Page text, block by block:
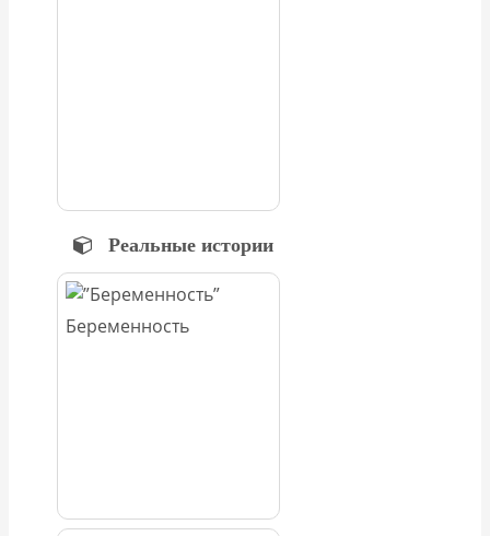
Реальные истории
Беременность